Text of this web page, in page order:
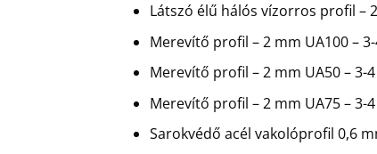
Látszó élű hálós vízorros profil –
Merevítő profil – 2 mm UA100 –
Merevítő profil – 2 mm UA50 – 3-
Merevítő profil – 2 mm UA75 –
Sarokvédő acél vakolóprofil 0,6